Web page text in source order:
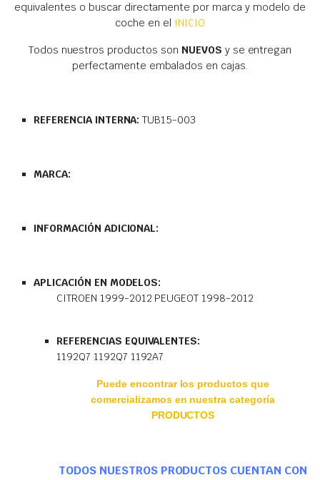
equivalentes o buscar directamente por marca y modelo de
coche en el INICIO
Todos nuestros productos son NUEVOS y se entregan
perfectamente embalados en cajas.
REFERENCIA INTERNA:TUB15-003
MARCA:
INFORMACIÓN ADICIONAL:
APLICACIÓN EN MODELOS:
CITROEN 1999-2012 PEUGEOT 1998-2012
REFERENCIAS EQUIVALENTES:
1192Q7 1192Q7 1192A7
Puede encontrar los productos que
comercializamos en nuestra categoría
PRODUCTOS
TODOS NUESTROS PRODUCTOS CUENTAN CON